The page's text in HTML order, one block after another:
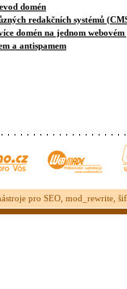
domén
redakčních systémů
domén na jednom
a antispamem
pro SEO, mod_rewrite,